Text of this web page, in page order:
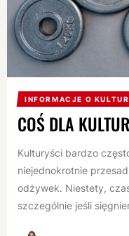
INFORMACJE O
COŚ DLA
Kulturyści bardzo
niejednokrotnie
odżywek. Niestety,
szczególnie jeśli